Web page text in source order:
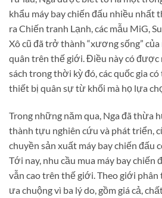
khẩu máy bay chiến đấu nhiều nhất
ra Chiến tranh Lạnh, các mẫu MiG,
Xô cũ đã trở thành “xương sống”
quân trên thế giới. Điều này có được
sách trong thời kỳ đó, các quốc gia
thiết bị quân sự từ khối mà họ lựa
Trong những năm qua, Nga đã thừa
thành tựu nghiên cứu và phát triển,
chuyền sản xuất máy bay chiến đấu
Tới nay, nhu cầu mua máy bay chiến
vẫn cao trên thế giới. Theo giới phân
ưa chuộng vì ba lý do, gồm giá cả,